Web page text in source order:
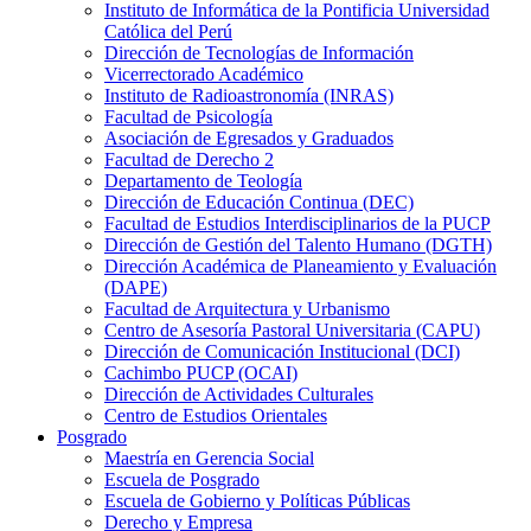
Instituto de Informática de la Pontificia Universidad
Católica del Perú
Dirección de Tecnologías de Información
Vicerrectorado Académico
Instituto de Radioastronomía (INRAS)
Facultad de Psicología
Asociación de Egresados y Graduados
Facultad de Derecho 2
Departamento de Teología
Dirección de Educación Continua (DEC)
Facultad de Estudios Interdisciplinarios de la PUCP
Dirección de Gestión del Talento Humano (DGTH)
Dirección Académica de Planeamiento y Evaluación
(DAPE)
Facultad de Arquitectura y Urbanismo
Centro de Asesoría Pastoral Universitaria (CAPU)
Dirección de Comunicación Institucional (DCI)
Cachimbo PUCP (OCAI)
Dirección de Actividades Culturales
Centro de Estudios Orientales
Posgrado
Maestría en Gerencia Social
Escuela de Posgrado
Escuela de Gobierno y Políticas Públicas
Derecho y Empresa